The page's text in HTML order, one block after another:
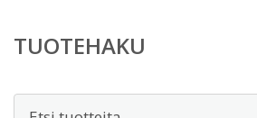
TUOTEHAKU